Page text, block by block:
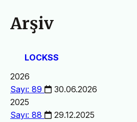
Arşiv
LOCKSS
2026
Sayı: 89
30.06.2026
2025
Sayı: 88
29.12.2025